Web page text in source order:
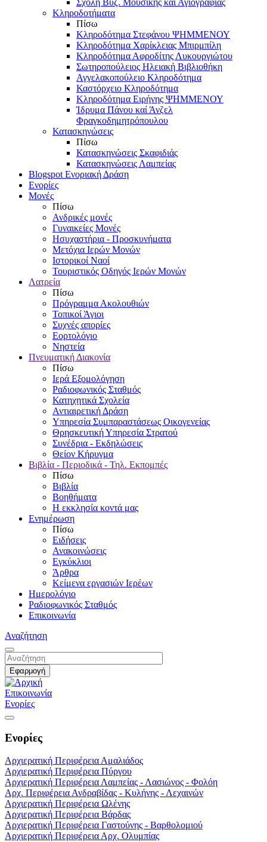
Κληροδοτήματα
Πίσω
Κληροδότημα Στεφάνου ΨΗΜΜΕΝΟΥ
Κληροδότημα Χαρίκλειας Μπιρμπίλη
Κληροδότημα Αφροδίτης Λυκουργιώτου
Σωτηροπούλειος Ηλειακή Βιβλιοθήκη
Αγγελακοπούλειο Κληροδότημα
Καστόρχειο Κληροδότημα
Κληροδότημα Ειρήνης ΨΗΜΜΕΝΟΥ
Ίδρυμα Πάνου καί Άνζελ
Φραγκοδημητρόπουλου
Κατασκηνώσεις
Πίσω
Κατασκηνώσεις Σκαφιδιάς
Κατασκηνώσεις Λαμπείας
Blogspot Ενοριακή Δράση
Ενορίες
Μονές
Πίσω
Ανδρικές μονές
Γυναικείες Μονές
Ησυχαστήρια - Προσκυνήματα
Μετόχια Ιερών Μονών
Ιστορικοί Ναοί
Τουριστικός Οδηγός Ιερών Μονών
Λατρεία
Πίσω
Πρόγραμμα Ακολουθιών
Τοπικοί Άγιοι
Συχνές απορίες
Εορτολόγιο
Νηστεία
Πνευματική Διακονία
Πίσω
Ιερά Εξομολόγηση
Ραδιοφωνικός Σταθμός
Κατηχητικά Σχολεία
Αντιαιρετική Δράση
Υπηρεσία Συμπαραστάσεως Οικογενείας
Θρησκευτική Υπηρεσία Στρατού
Συνέδρια - Εκδηλώσεις
Θείον Κήρυγμα
Βιβλία - Περιοδικά - Τηλ. Εκπομπές
Πίσω
Βιβλία
Βοηθήματα
Η εκκλησία κοντά μας
Ενημέρωση
Πίσω
Ειδήσεις
Ανακοινώσεις
Εγκύκλιοι
Άρθρα
Κείμενα εργασιών Ιερέων
Ημερολόγιο
Ραδιοφωνικός Σταθμός
Επικοινωνία
Αναζήτηση
Επικοινωνία
Ενορίες
Ενορίες
Αρχιερατική Περιφέρεια Αμαλιάδος
Αρχιερατική Περιφέρεια Πύργου
Αρχιερατική Περιφέρεια Λαμπείας - Λασιώνος - Φολόη
Αρχ. Περιφέρεια Ανδραβίδας - Κυλήνης - Λεχαινών
Αρχιερατική Περιφέρεια Ωλένης
Αρχιερατική Περιφέρεια Βάρδας
Αρχιερατική Περιφέρεια Γαστούνης - Βαρθολομιού
Αρχιερατική Περιφέρεια Αρχ. Ολυμπίας